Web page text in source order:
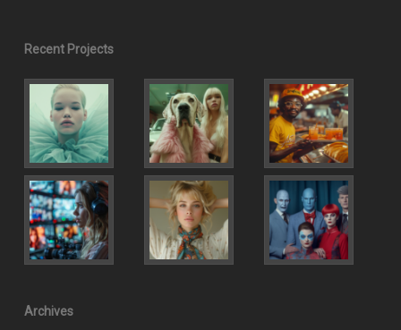
Recent Projects
Archives